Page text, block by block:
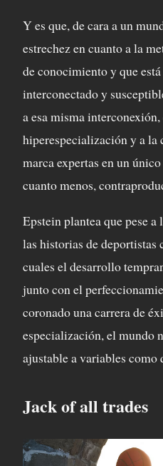
Y es que, de cara a un
estrechez en cuanto a la
de conocimiento y que está
interconectado y
a esa misma
hiperespecialización y a la
marca expertas en un
cuanto menos,
Epstein plantea que pese
las historias de
cuales el desarrollo
junto con el
coronado una carrera de
especialización, el mundo
ajustable a variables como
Jack of all trades